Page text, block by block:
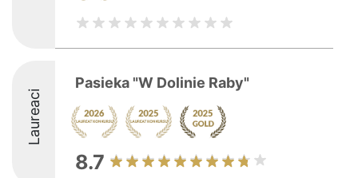
Laureaci
Pasieka "W Dolinie Raby"
8.7